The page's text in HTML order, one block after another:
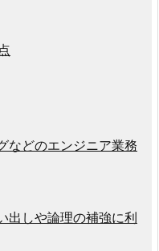
などのエンジニア業務
出しや論理の補強に利